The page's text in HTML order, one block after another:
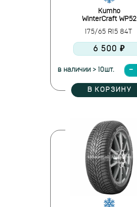
Kumho
WinterCraft WP52
175/65 R15 84T
6 500 ₽
в наличии > 10шт.
В КОРЗИНУ